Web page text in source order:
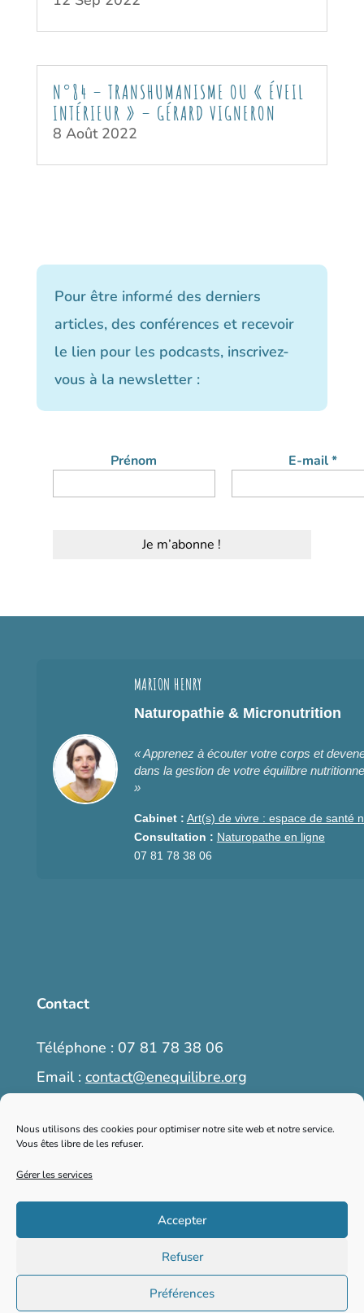
Nous utilisons des cookies pour optimiser notre site web et notre service.
Vous êtes libre de les refuser.
Gérer les services
Accepter
Refuser
Préférences
N°84 – TRANSHUMANISME OU « ÉVEIL
INTÉRIEUR » – GÉRARD VIGNERON
8 Août 2022
Pour être informé des derniers
articles, des conférences et recevoir
le lien pour les podcasts, inscrivez-
vous à la newsletter :
Prénom E-mail*
MARION HENRY
Naturopathie & Micronutrition
« Apprenez à écouter votre corps et
dans la gestion de votre équilibre
»
Cabinet : Art(s) de vivre : espace de santé
Consultation : Naturopathe en ligne
07 81 78 38 06
Contact
Téléphone : 07 81 78 38 06
Email : contact@enequilibre.org
Prendre rendez-vous
2026 © enequilibre.org – Tous droits
réservés